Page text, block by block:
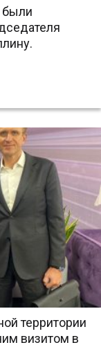
были
территории
визитом в